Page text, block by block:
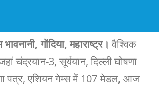
गोंदिया, महाराष्ट्र। वैश्विक
चंद्रयान-3, सूर्ययान, दिल्ली घोषणा
पत्र, एशियन गेम्स में 107 मेडल, आज